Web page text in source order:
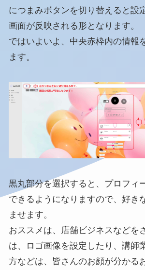
につまみボタンを切り替えると設
画面が反映される形となります。
ではいよいよ、中央赤枠内の情報
ます。
黒丸部分を選択すると、プロフィ
できるようになりますので、好き
ませます。
おススメは、店舗ビジネスなどを
は、ロゴ画像を設定したり、講師
方などは、皆さんのお顔が分かる